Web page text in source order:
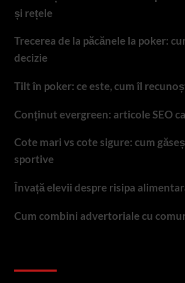
și rețele
Trecerea de la păcănele la poker:
decizie
Tilt în poker: ce este, cum îl
Conținut evergreen: articole SEO
Cote mari vs cote sigure: cum
sportive
Învață elevii despre risipa
Cum combini advertoriale cu